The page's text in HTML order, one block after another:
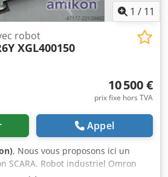
1 / 11
robot
XGL400150
10 500 €
prix fixe hors TVA
Appel
, Nous vous proposons ici un
SCARA. Robot industriel Omron